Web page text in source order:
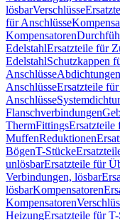
lösbarVerschlüsse
für Anschlüsse
Kompensatoren
EdelstahlErsatzteile für
EdelstahlSchutzkappen
Anschlüsse
AnschlüsseErsatzteile
Anschlüsse
Flanschverbindungen
ThermFittingsErsatzteile
MuffenReduktionen
BögenT-Stücke
unlösbarErsatzteile für
Verbindungen, lösbar
lösbarKompensatoren
Kompensatoren
HeizungErsatzteile für